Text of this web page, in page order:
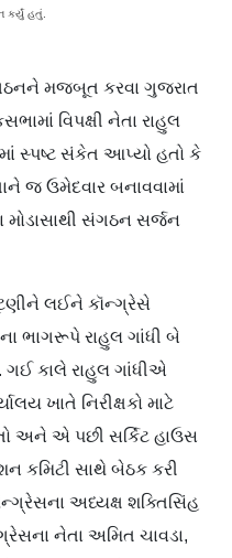
કર્યું હતું.
મજબૂત કરવા ગુજરાત
વિપક્ષી નેતા રાહુલ
સ્પષ્ટ સંકેત આપ્યો હતો કે
જ ઉમેદવાર બનાવવામાં
સંગઠન સર્જન
લઈને કૉન્ગ્રેસે
ભાગરૂપે રાહુલ ગાંધી બે
ગઈ કાલે રાહુલ ગાંધીએ
ખાતે નિરીક્ષકો માટે
અને એ પછી સર્કિટ હાઉસ
કમિટી સાથે બેઠક કરી
અધ્યક્ષ શક્તિસિંહ
નેતા અમિત ચાવડા,